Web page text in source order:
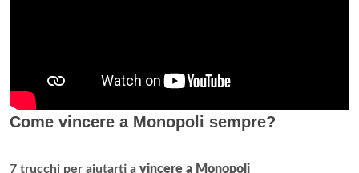
Come vincere a Monopoli sempre?
7 trucchi per aiutarti a vincere a Monopoli